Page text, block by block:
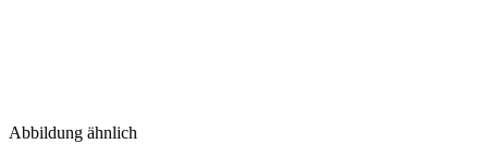
Abbildung ähnlich